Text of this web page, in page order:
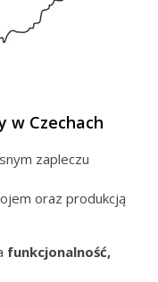
w Czechach
zapleczu
oraz produkcją
funkcjonalność,